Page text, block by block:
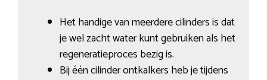
Het handige van meerdere cilinders is dat
je wel zacht water kunt gebruiken als het
regeneratieproces bezig is.
Bij één cilinder ontkalkers heb je tijdens